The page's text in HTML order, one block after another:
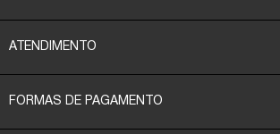
ATENDIMENTO
FORMAS DE PAGAMENTO